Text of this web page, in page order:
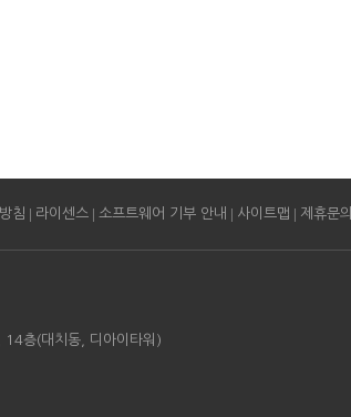
침 | 라이센스 | 소프트웨어 기부 안내 | 사이트맵 | 제휴문의
층(대치동, 디아이타워)